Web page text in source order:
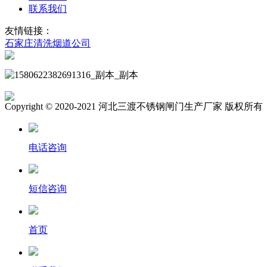
联系我们
友情链接：
石家庄清洗烟道公司
Copyright © 2020-2021 河北三渡不锈钢闸门生产厂家 版权所有
电话咨询
短信咨询
首页